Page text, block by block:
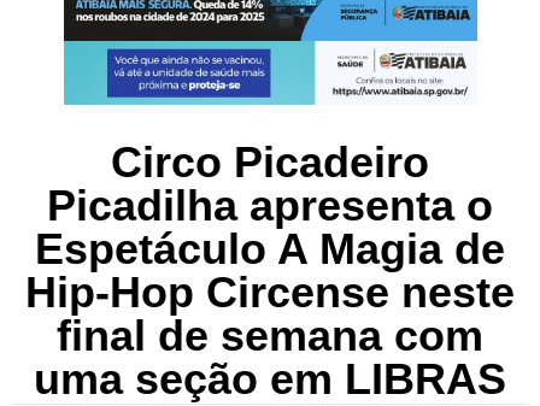
Circo Picadeiro
Picadilha apresenta o
Espetáculo A Magia de
Hip-Hop Circense neste
final de semana com
uma seção em LIBRAS